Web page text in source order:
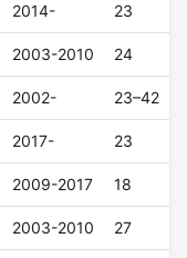
2014- 23
2003-2010 24
2002- 23–42
2017- 23
2009-2017 18
2003-2010 27